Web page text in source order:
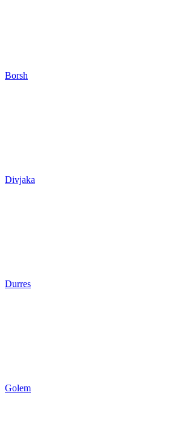
Borsh
Divjaka
Durres
Golem